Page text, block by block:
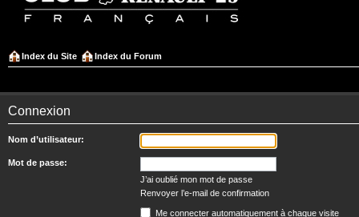
Index du Site Index du Forum
Connexion
Nom d’utilisateur:
Mot de passe:
J’ai oublié mon mot de passe
Renvoyer l’e-mail de confirmation
Me connecter automatiquement à chaque visite